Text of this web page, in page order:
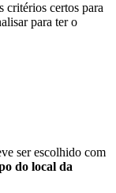
critérios certos para
para ter o
ser escolhido com
do local da